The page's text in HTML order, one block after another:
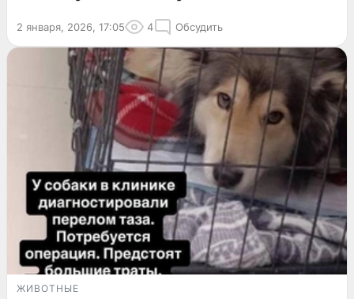
2 января, 2026, 17:05 4 Обсудить
ЖИВОТНЫЕ